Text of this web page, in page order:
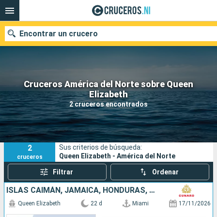
Cruceros América del Norte sobre Queen
Elizabeth
2 cruceros encontrados
Encontrar un crucero
Nuestros destinos
Fecha de salida
Puertos Compañías
Buscar
2
cruceros
Sus criterios de búsqueda:
Queen Elizabeth - América del Norte
Filtrar Ordenar
ISLAS CAIMÁN, JAMAICA, HONDURAS, PUERTO RICO, SAN MARTÍN, BARBADOS, SANTA LUCIA, MÉXICO, ESTADOS UNIDOS, ANTIGUA Y BARBUDA
Queen Elizabeth 22 d Miami 17/11/2026